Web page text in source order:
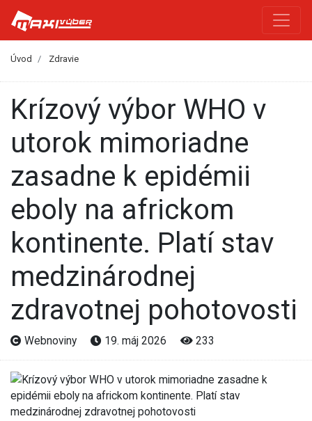
Úvod Zdravie
Krízový výbor WHO v
utorok mimoriadne
zasadne k epidémii
eboly na africkom
kontinente. Platí stav
medzinárodnej
zdravotnej pohotovosti
Webnoviny 19. máj 2026 233